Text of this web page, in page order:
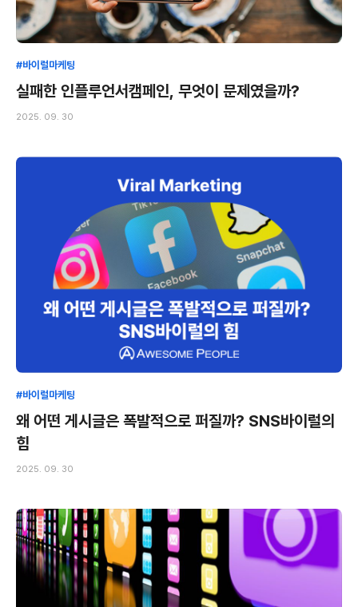
#바이럴마케팅
실패한 인플루언서캠페인, 무엇이 문제였을까?
2025. 09. 30
#바이럴마케팅
왜 어떤 게시글은 폭발적으로 퍼질까? SNS바이럴의
힘
2025. 09. 30